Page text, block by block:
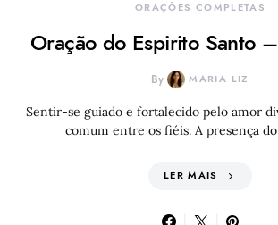
ORAÇÕES COMPLETAS
Oração do Espirito Santo
By MARIA LIZ
Sentir-se guiado e fortalecido pelo amor
comum entre os fiéis. A presença
LER MAIS